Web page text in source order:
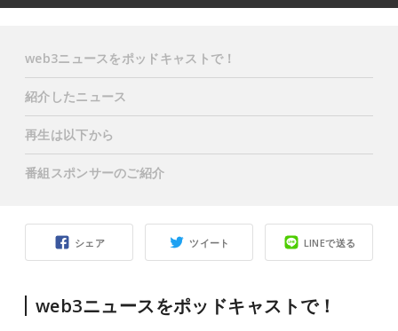
シェア ツイート LINEで送る
web3ニュースをポッドキャストで！
web3ニュースをポッドキャストで！
紹介したニュース
再生は以下から
番組スポンサーのご紹介